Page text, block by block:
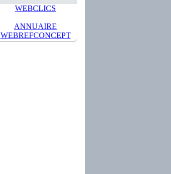
WEBCLICS
ANNUAIRE
WEBREFCONCEPT